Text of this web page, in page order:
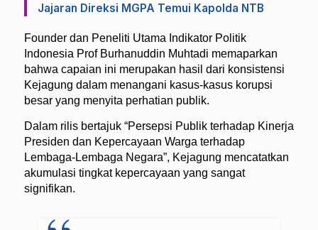
Jajaran Direksi MGPA Temui Kapolda NTB
Founder dan Peneliti Utama Indikator Politik
Indonesia Prof Burhanuddin Muhtadi memaparkan
bahwa capaian ini merupakan hasil dari konsistensi
Kejagung dalam menangani kasus-kasus korupsi
besar yang menyita perhatian publik.
Dalam rilis bertajuk “Persepsi Publik terhadap Kinerja
Presiden dan Kepercayaan Warga terhadap
Lembaga-Lembaga Negara”, Kejagung mencatatkan
akumulasi tingkat kepercayaan yang sangat
signifikan.